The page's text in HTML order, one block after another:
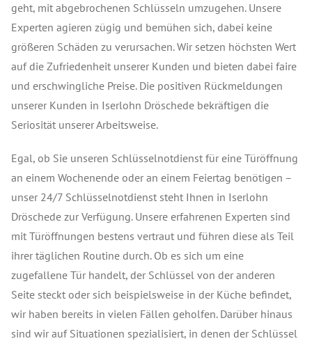
geht, mit abgebrochenen Schlüsseln umzugehen. Unsere
Experten agieren zügig und bemühen sich, dabei keine
größeren Schäden zu verursachen. Wir setzen höchsten Wert
auf die Zufriedenheit unserer Kunden und bieten dabei faire
und erschwingliche Preise. Die positiven Rückmeldungen
unserer Kunden in Iserlohn Dröschede bekräftigen die
Seriosität unserer Arbeitsweise.
Egal, ob Sie unseren Schlüsselnotdienst für eine Türöffnung
an einem Wochenende oder an einem Feiertag benötigen –
unser 24/7 Schlüsselnotdienst steht Ihnen in Iserlohn
Dröschede zur Verfügung. Unsere erfahrenen Experten sind
mit Türöffnungen bestens vertraut und führen diese als Teil
ihrer täglichen Routine durch. Ob es sich um eine
zugefallene Tür handelt, der Schlüssel von der anderen
Seite steckt oder sich beispielsweise in der Küche befindet,
wir haben bereits in vielen Fällen geholfen. Darüber hinaus
sind wir auf Situationen spezialisiert, in denen der Schlüssel